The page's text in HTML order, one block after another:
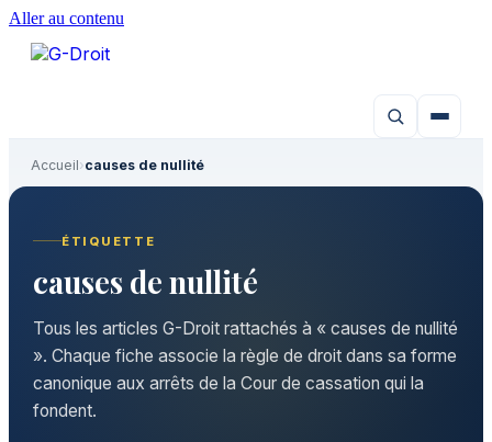
Aller au contenu
Accueil›causes de nullité
ÉTIQUETTE
causes de nullité
Tous les articles G-Droit rattachés à « causes de nullité
». Chaque fiche associe la règle de droit dans sa forme
canonique aux arrêts de la Cour de cassation qui la
fondent.